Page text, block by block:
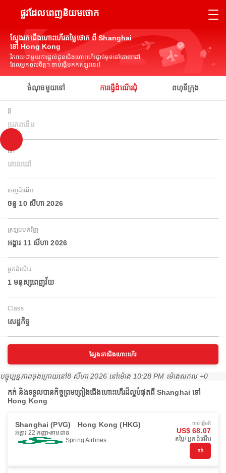
ផ្លូវដែលពេញនិយមថោក
ស្វែងរកជើងហោះហើរតម្លៃថោក ពី Shanghai
ទៅ Hong Kong
រីករាយជាមួយការផ្តល់ជូនជើងហោះហើរផ្តាច់មុខទៅគោលដៅ
ដែលអ្នកចូលចិត្ត។ ចាប់ផ្តើមកក់ឥឡូវនេះ!
ចំណុចមួយទៅ ការធ្វើដំណើរជុំ ពហុទីក្រុង
ពី
ប្រភពដើម
ទៅ
គោលដៅ
ចេញដំណើរ
ចន្ទ 10 សីហា 2026
ត្រឡប់មកវិញ
អង្គារ 11 សីហា 2026
អ្នកដំណើរ
1 មនុស្សពេញវ័យ
Class
សេដ្ឋកិច្ច
ស្វែងរកជើងហោះហើរ
បច្ចុប្បន្នភាពចុងក្រោយនៅ8 សីហា 2026 នៅ​ម៉ោង 10:28 PM ម៉ោង​សកល +0
កក់ និងទទួលបានកិច្ចព្រមព្រៀងជើងហោះហើរដ៏ល្អបំផុតពី Shanghai ទៅ
Hong Kong
Shanghai (PVG) Hong Kong (HKG)
អង្គារ 22 កញ្ញា តាមដាន
Spring Airlines
ចាប់ផ្ដើមពី
US$ 68.07
តម្លៃ/ អ្នកដំណើរ
កក់